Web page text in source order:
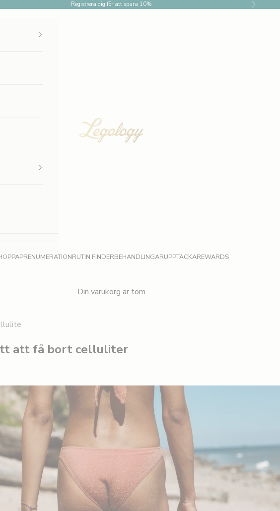
Registrera dig för att spara 10% Nästa
Legology
PRENUMERATIONRUTIN FINDERBEHANDLINGARUPPTÄCKAREWARDS
Din varukorg är tom
att få bort celluliter